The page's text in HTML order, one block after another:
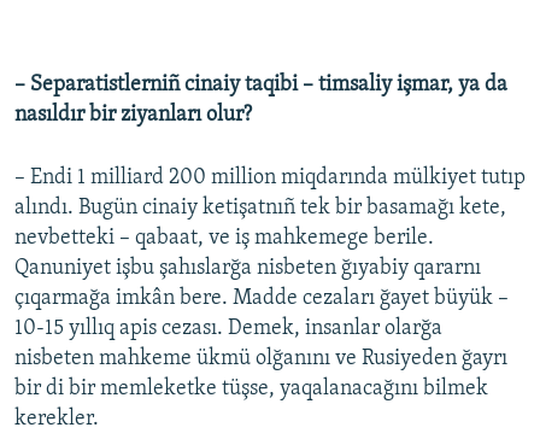
– Separatistlerniñ cinaiy taqibi – timsaliy işmar, ya da
nasıldır bir ziyanları olur?
– Endi 1 milliard 200 million miqdarında mülkiyet tutıp
alındı. Bugün cinaiy ketişatnıñ tek bir basamağı kete,
nevbetteki – qabaat, ve iş mahkemege berile.
Qanuniyet işbu şahıslarğa nisbeten ğıyabiy qararnı
çıqarmağa imkân bere. Madde cezaları ğayet büyük –
10-15 yıllıq apis cezası. Demek, insanlar olarğa
nisbeten mahkeme ükmü olğanını ve Rusiyeden ğayrı
bir di bir memleketke tüşse, yaqalanacağını bilmek
kerekler.